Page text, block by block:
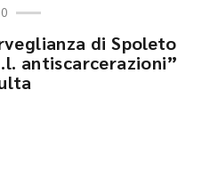
di Spoleto
antiscarcerazioni”